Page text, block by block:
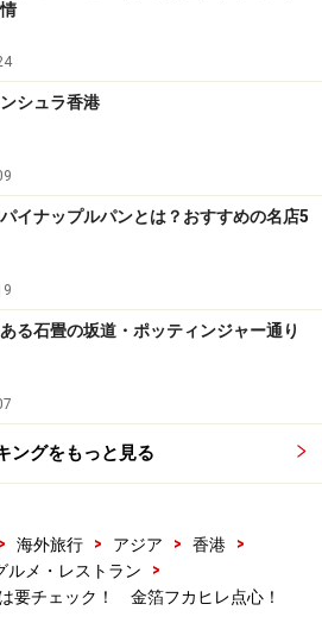
シュラ香港
イナップルパンとは？おすすめの名店5
る石畳の坂道・ポッティンジャー通り
ングをもっと見る
> 海外旅行 > アジア > 香港
>
ルメ・レストラン
>
要チェック！ 金箔フカヒレ点心！